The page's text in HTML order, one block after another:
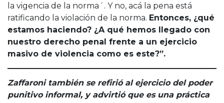
la vigencia de la norma´. Y no, acá la pena está
ratificando la violación de la norma. Entonces, ¿qué
estamos haciendo? ¿A qué hemos llegado con
nuestro derecho penal frente a un ejercicio
masivo de violencia como es este?”.
Zaffaroni también se refirió al ejercicio del poder
punitivo informal, y advirtió que es una práctica